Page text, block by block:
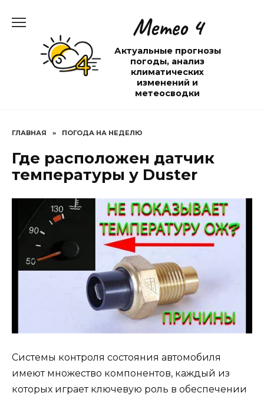
содержанию
Метео 4
Актуальные прогнозы
погоды, анализ
климатических
изменений и
метеосводки
ГЛАВНАЯ » ПОГОДА НА НЕДЕЛЮ
Где расположен датчик
температуры у Duster
Системы контроля состояния автомобиля
имеют множество компонентов, каждый из
которых играет ключевую роль в обеспечении